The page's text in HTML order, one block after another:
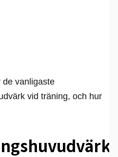
de vanligaste
vid träning, och hur